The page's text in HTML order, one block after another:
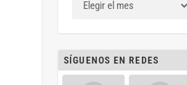
SÍGUENOS EN REDES